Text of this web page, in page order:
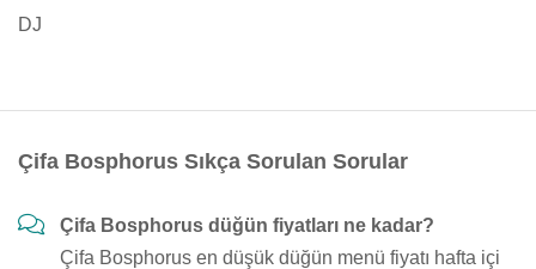
DJ
Çifa Bosphorus Sıkça Sorulan Sorular
Çifa Bosphorus düğün fiyatları ne kadar?
Çifa Bosphorus en düşük düğün menü fiyatı hafta içi